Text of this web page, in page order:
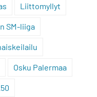
Liittomyllyt
SM-liiga
Osku Palermaa